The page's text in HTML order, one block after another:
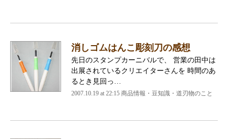
消しゴムはんこ彫刻刀の感想
先日のスタンプカーニバルで、 営業の田中は
出展されているクリエイターさんを 時間のあ
るとき見回っ…
2007.10.19 at 22:15 商品情報・豆知識・道刃物のこと